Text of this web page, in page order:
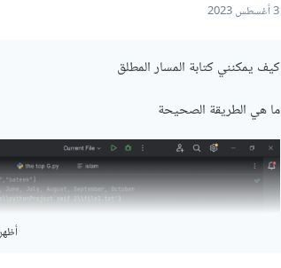
3 أغسطس 2023
كيف يمكنني كتابة المسار المطلق
ما هي الطريقة الصحيحة